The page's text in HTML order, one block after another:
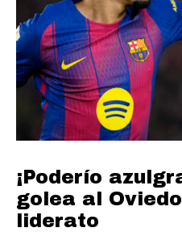
¡Poderío
golea al
liderato